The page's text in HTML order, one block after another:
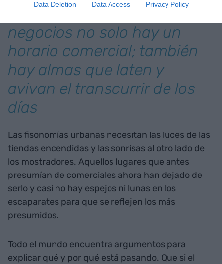
Data Deletion Data Access Privacy Policy
Detrás de estos y otros
negocios no solo hay un
horario comercial; también
hay almas que laten y
avivan el transcurrir de los
días
Las fisonomías urbanas necesitan las luces de las
tiendas encendidas y las sonrisas al otro lado de
los mostradores. Aquellos lugares que antes
presumían de comerciales ahora han dejado de
serlo y casi no hay espejos ni lunas en los
escaparates para que se reflejen los más
presumidos.
Todo el mundo encuentra argumentos para
explicar qué y por qué está pasando. Que si el